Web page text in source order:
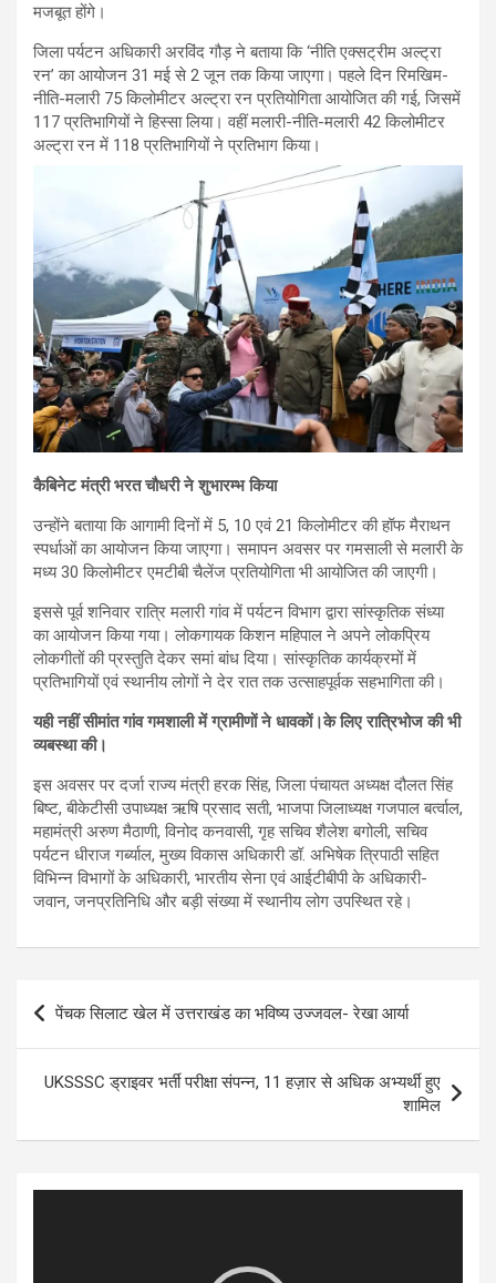
मजबूत होंगे।
जिला पर्यटन अधिकारी अरविंद गौड़ ने बताया कि ‘नीति एक्सट्रीम अल्ट्रा
रन’ का आयोजन 31 मई से 2 जून तक किया जाएगा। पहले दिन रिमखिम-
नीति-मलारी 75 किलोमीटर अल्ट्रा रन प्रतियोगिता आयोजित की गई, जिसमें
117 प्रतिभागियों ने हिस्सा लिया। वहीं मलारी-नीति-मलारी 42 किलोमीटर
अल्ट्रा रन में 118 प्रतिभागियों ने प्रतिभाग किया।
कैबिनेट मंत्री भरत चौधरी ने शुभारम्भ किया
उन्होंने बताया कि आगामी दिनों में 5, 10 एवं 21 किलोमीटर की हॉफ मैराथन
स्पर्धाओं का आयोजन किया जाएगा। समापन अवसर पर गमसाली से मलारी के
मध्य 30 किलोमीटर एमटीबी चैलेंज प्रतियोगिता भी आयोजित की जाएगी।
इससे पूर्व शनिवार रात्रि मलारी गांव में पर्यटन विभाग द्वारा सांस्कृतिक संध्या
का आयोजन किया गया। लोकगायक किशन महिपाल ने अपने लोकप्रिय
लोकगीतों की प्रस्तुति देकर समां बांध दिया। सांस्कृतिक कार्यक्रमों में
प्रतिभागियों एवं स्थानीय लोगों ने देर रात तक उत्साहपूर्वक सहभागिता की।
यही नहीं सीमांत गांव गमशाली में ग्रामीणों ने धावकों।के लिए रात्रिभोज की भी
व्यबस्था की।
इस अवसर पर दर्जा राज्य मंत्री हरक सिंह, जिला पंचायत अध्यक्ष दौलत सिंह
बिष्ट, बीकेटीसी उपाध्यक्ष ऋषि प्रसाद सती, भाजपा जिलाध्यक्ष गजपाल बर्त्वाल,
महामंत्री अरुण मैठाणी, विनोद कनवासी, गृह सचिव शैलेश बगोली, सचिव
पर्यटन धीराज गर्ब्याल, मुख्य विकास अधिकारी डॉ. अभिषेक त्रिपाठी सहित
विभिन्न विभागों के अधिकारी, भारतीय सेना एवं आईटीबीपी के अधिकारी-
जवान, जनप्रतिनिधि और बड़ी संख्या में स्थानीय लोग उपस्थित रहे।
Post
navigation
पेंचक सिलाट खेल में उत्तराखंड का भविष्य उज्जवल- रेखा आर्या
UKSSSC ड्राइवर भर्ती परीक्षा संपन्न, 11 हज़ार से अधिक अभ्यर्थी हुए
शामिल